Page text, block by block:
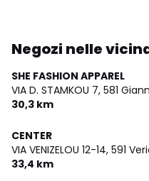
Negozi nelle
SHE FASHION APPAREL
VIA D. STAMKOU 7, 581
30,3 km
CENTER
VIA VENIZELOU 12-14, 591
33,4 km